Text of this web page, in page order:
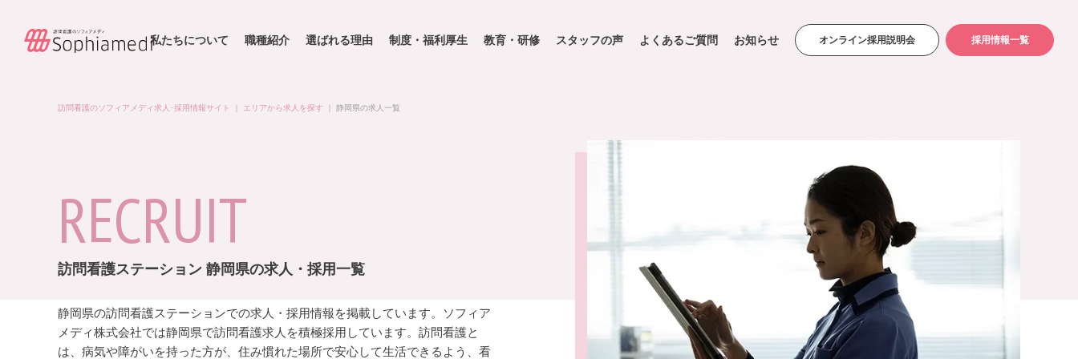
私たちについて 職種紹介 選ばれる理由 制度・福利厚生 教育・研修 スタッフの声 よくあるご質問 お知らせ オンライン採用説明会 採用情報一覧
訪問看護のソフィアメディ求人･採用情報サイト エリアから求人を探す 静岡県の求人一覧
RECRUIT
訪問看護ステーション 静岡県の求人・採用一覧
静岡県の訪問看護ステーションでの求人・採用情報を掲載しています。ソフィア
メディ株式会社では静岡県で訪問看護求人を積極採用しています。訪問看護と
は、病気や障がいを持った方が、住み慣れた場所で安心して生活できるよう、看